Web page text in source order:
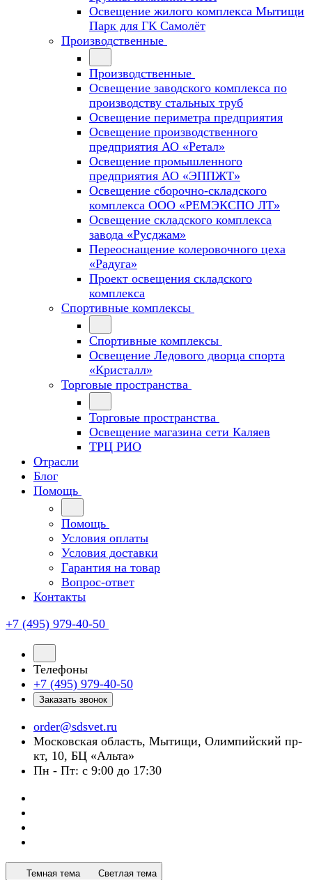
Освещение жилого комплекса Мытищи
Парк для ГК Самолёт
Производственные
Производственные
Освещение заводского комплекса по
производству стальных труб
Освещение периметра предприятия
Освещение производственного
предприятия АО «Ретал»
Освещение промышленного
предприятия АО «ЭППЖТ»
Освещение сборочно-складского
комплекса ООО «РЕМЭКСПО ЛТ»
Освещение складского комплекса
завода «Русджам»
Переоснащение колеровочного цеха
«Радуга»
Проект освещения складского
комплекса
Спортивные комплексы
Спортивные комплексы
Освещение Ледового дворца спорта
«Кристалл»
Торговые пространства
Торговые пространства
Освещение магазина сети Каляев
ТРЦ РИО
Отрасли
Блог
Помощь
Помощь
Условия оплаты
Условия доставки
Гарантия на товар
Вопрос-ответ
Контакты
+7 (495) 979-40-50
Телефоны
+7 (495) 979-40-50
Заказать звонок
order@sdsvet.ru
Московская область, Мытищи, Олимпийский пр-
кт, 10, БЦ «Альта»
Пн - Пт: с 9:00 до 17:30
Темная тема Светлая тема